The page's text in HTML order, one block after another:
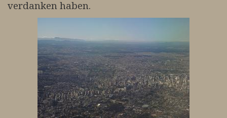
verdanken haben.